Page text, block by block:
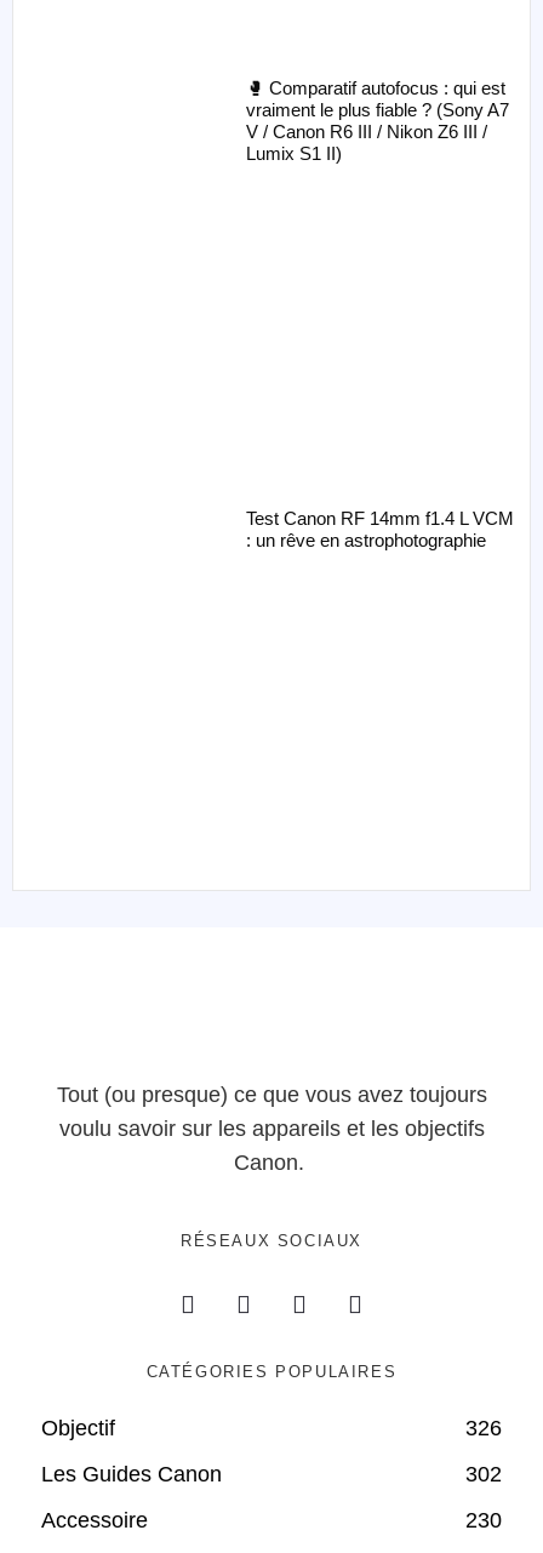
🥊 Comparatif autofocus : qui est
vraiment le plus fiable ? (Sony A7
V / Canon R6 III / Nikon Z6 III /
Lumix S1 II)
Test Canon RF 14mm f1.4 L VCM
: un rêve en astrophotographie
Tout (ou presque) ce que vous avez toujours
voulu savoir sur les appareils et les objectifs
Canon.
RÉSEAUX SOCIAUX
CATÉGORIES POPULAIRES
Objectif
326
Les Guides Canon
302
Accessoire
230